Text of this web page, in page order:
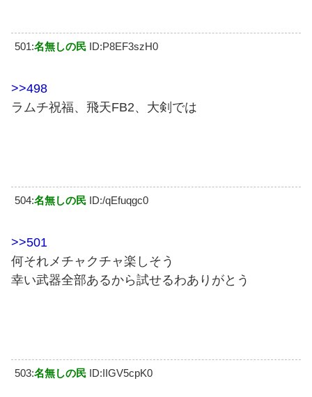
501:名無しの民 ID:P8EF3szH0
>>498
ラムチ祝福、飛天FB2、大剣では
504:名無しの民 ID:/qEfuqgc0
>>501
何それメチャクチャ楽しそう
幸い武器全部あるから試せるわありがとう
503:名無しの民 ID:IIGV5cpK0